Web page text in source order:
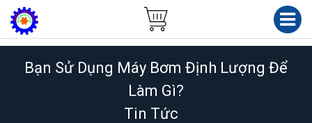
Bạn Sử Dụng Máy Bơm Định Lượng Để
Làm Gì?
Tin Tức